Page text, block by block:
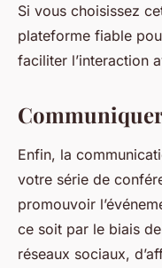
Si vous choisissez
plateforme fiable
faciliter l’interaction
Enfin, la
votre série de
promouvoir
ce soit par le biais
réseaux sociaux,